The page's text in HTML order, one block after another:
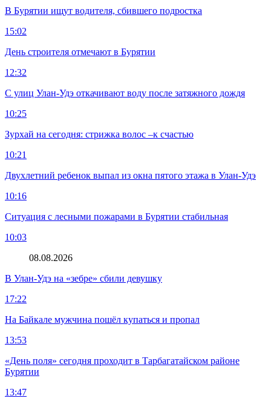
В Бурятии ищут водителя, сбившего подростка
15:02
День строителя отмечают в Бурятии
12:32
С улиц Улан-Удэ откачивают воду после затяжного дождя
10:25
Зурхай на сегодня: стрижка волос –к счастью
10:21
Двухлетний ребенок выпал из окна пятого этажа в Улан-Удэ
10:16
Ситуация с лесными пожарами в Бурятии стабильная
10:03
08.08.2026
В Улан-Удэ на «зебре» сбили девушку
17:22
На Байкале мужчина пошёл купаться и пропал
13:53
«День поля» сегодня проходит в Тарбагатайском районе
Бурятии
13:47